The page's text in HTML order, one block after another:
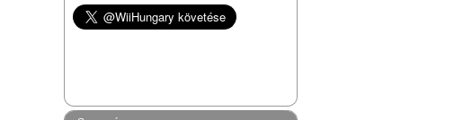
Na skacok, van még olyan "rejtett" Survivor
dec 09 : 17:29